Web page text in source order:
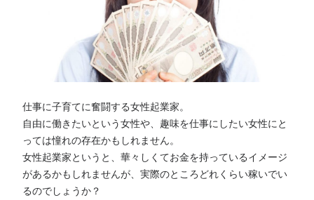
仕事に子育てに奮闘する女性起業家。
自由に働きたいという女性や、趣味を仕事にしたい女性にと
っては憧れの存在かもしれません。
女性起業家というと、華々しくてお金を持っているイメージ
があるかもしれませんが、実際のところどれくらい稼いでい
るのでしょうか？